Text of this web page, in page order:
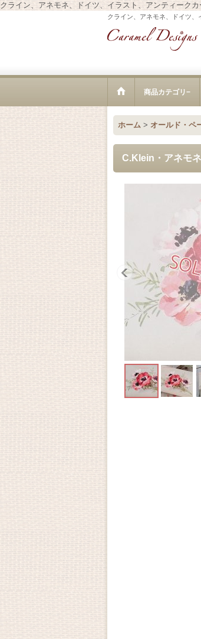
クライン、アネモネ、ドイツ、イラスト、アンティーク
クライン、アネモネ、ドイツ
商品カテゴリ−
ホーム > オールド・ペ
C.Klein・アネモネ